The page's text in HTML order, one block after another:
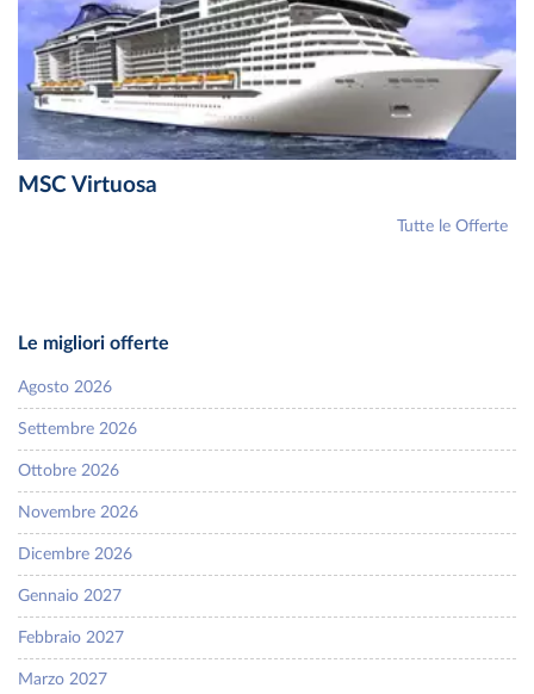
MSC Virtuosa
Tutte le Offerte
Le migliori offerte
Agosto 2026
Settembre 2026
Ottobre 2026
Novembre 2026
Dicembre 2026
Gennaio 2027
Febbraio 2027
Marzo 2027